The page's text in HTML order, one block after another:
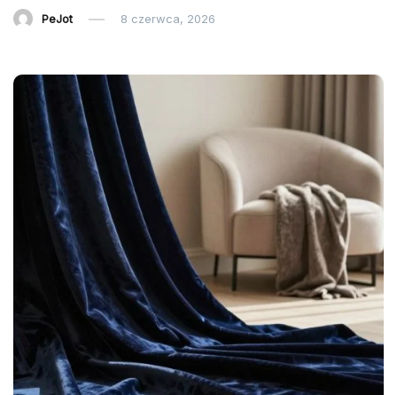
PeJot 8 czerwca, 2026